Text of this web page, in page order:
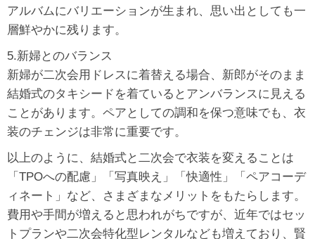
アルバムにバリエーションが生まれ、思い出としても一
層鮮やかに残ります。
5.新婦とのバランス
新婦が二次会用ドレスに着替える場合、新郎がそのまま
結婚式のタキシードを着ているとアンバランスに見える
ことがあります。ペアとしての調和を保つ意味でも、衣
装のチェンジは非常に重要です。
以上のように、結婚式と二次会で衣装を変えることは
「TPOへの配慮」「写真映え」「快適性」「ペアコーデ
ィネート」など、さまざまなメリットをもたらします。
費用や手間が増えると思われがちですが、近年ではセッ
トプランや二次会特化型レンタルなども増えており、賢